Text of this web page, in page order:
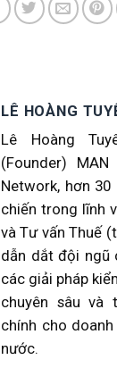
LÊ HOÀNG
Lê Hoàng
(Founder)
Network, hơn
chiến trong lĩnh
và Tư vấn Thuế
dẫn dắt đội ngũ
các giải pháp
chuyên sâu và
chính cho
nước.